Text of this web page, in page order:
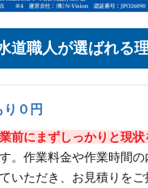
道職人が選ばれる
り０円
前にまずしっかりと現
。作業料金や作業時間
いただき、お見積りを